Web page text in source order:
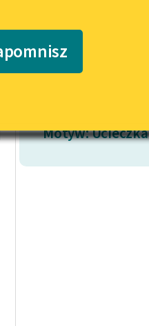
w formacie PDF
Motyw: Ucieczka